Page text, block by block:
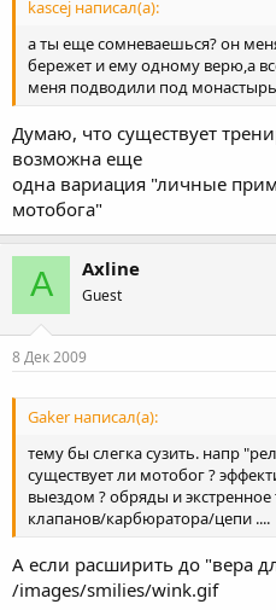
kascej написал(а):
а ты еще сомневаешься? он
бережет и ему одному верю,а
меня подводили под монастырь
Думаю, что существует
возможна еще
одна вариация "личные
мотобога"
A Axline
Guest
8 Дек 2009
Gaker написал(а):
тему бы слегка сузить. напр
существует ли мотобог ?
выездом ? обряды и
клапанов/карбюратора/цепи ....
А если расширить до "вера
/images/smilies/wink.gif